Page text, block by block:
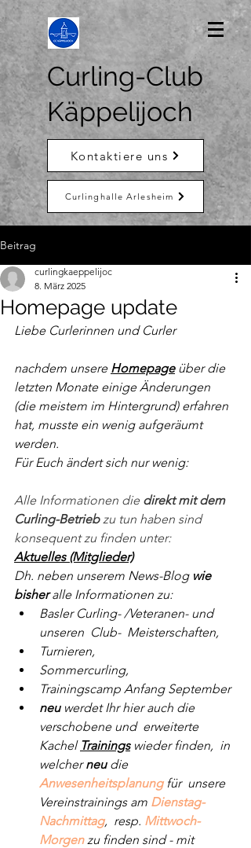
Curling-Club
Käppelijoch
Kontaktiere uns
Curlinghalle Arlesheim
Beitrag
Homepage update
curlingkaeppelijoc
8. März 2025
Liebe Curlerinnen und Curler
nachdem unsere Homepage über die
letzten Monate einige Änderungen
(die meistem im Hintergrund) erfahren
hat, musste ein wenig aufgeräumt
werden.
Für Euch ändert sich nur wenig:
Alle Informationen die direkt mit dem
Curling-Betrieb zu tun haben sind
konsequent zu finden unter:
Aktuelles (Mitglieder)
Dh. neben unserem News-Blog wie
bisher alle Informationen zu:
Basler Curling- /Veteranen- und
unseren  Club-  Meisterschaften,
Turnieren,
Sommercurling,
Trainingscamp Anfang September
neu werdet Ihr hier auch die
verschobene und  erweiterte
Kachel Trainings wieder finden,  in
welcher neu die
Anwesenheitsplanung für  unsere
Vereinstrainings am Dienstag-
Nachmittag,  resp. Mittwoch-
Morgen zu finden sind - mit